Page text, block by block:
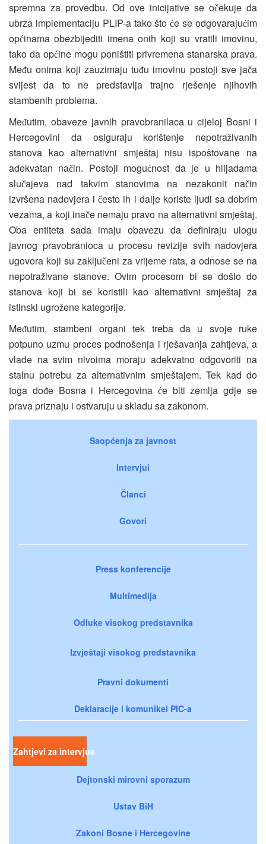
spremna za provedbu. Od ove inicijative se očekuje da
ubrza implementaciju PLIP-a tako štoće se odgovarajućim
općinama obezbijediti imena onih koji su vratili imovinu,
tako da općine mogu poništiti privremena stanarska prava.
Među onima koji zauzimaju tuđu imovinu postoji sve jača
svijest da to ne predstavlja trajno rješenje njihovih
stambenih problema.
Međutim, obaveze javnih pravobranilaca u cijeloj Bosni i
Hercegovini da osiguraju korištenje nepotraživanih
stanova kao alternativni smještaj nisu ispoštovane na
adekvatan način. Postoji mogućnost da je u hiljadama
slučajeva nad takvim stanovima na nezakonit način
izvršena nadovjera ičesto ih i dalje koriste ljudi sa dobrim
vezama, a koji inače nemaju pravo na alternativni smještaj.
Oba entiteta sada imaju obavezu da definiraju ulogu
javnog pravobranioca u procesu revizije svih nadovjera
ugovora koji su zaključeni za vrijeme rata, a odnose se na
nepotraživane stanove. Ovim procesom bi se došlo do
stanova koji bi se koristili kao alternativni smještaj za
istinski ugrožene kategorije.
Međutim, stambeni organi tek treba da u svoje ruke
potpuno uzmu proces podnošenja i rješavanja zahtjeva, a
vlade na svim nivoima moraju adekvatno odgovoriti na
stalnu potrebu za alternativnim smještajem. Tek kad do
toga dođe Bosna i Hercegovina će biti zemlja gdje se
prava priznaju i ostvaruju u skladu sa zakonom.
Saopćenja za javnost
Intervjui
Članci
Govori
Press konferencije
Multimedija
Odluke visokog predstavnika
Izvještaji visokog predstavnika
Pravni dokumenti
Deklaracije i komunikei PIC-a
Zahtjevi za intervjue
Dejtonski mirovni sporazum
Ustav BiH
Zakoni Bosne i Hercegovine